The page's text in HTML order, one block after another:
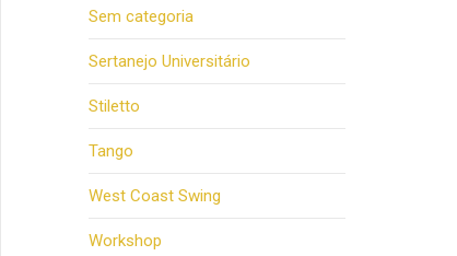
Sem categoria
Sertanejo Universitário
Stiletto
Tango
West Coast Swing
Workshop